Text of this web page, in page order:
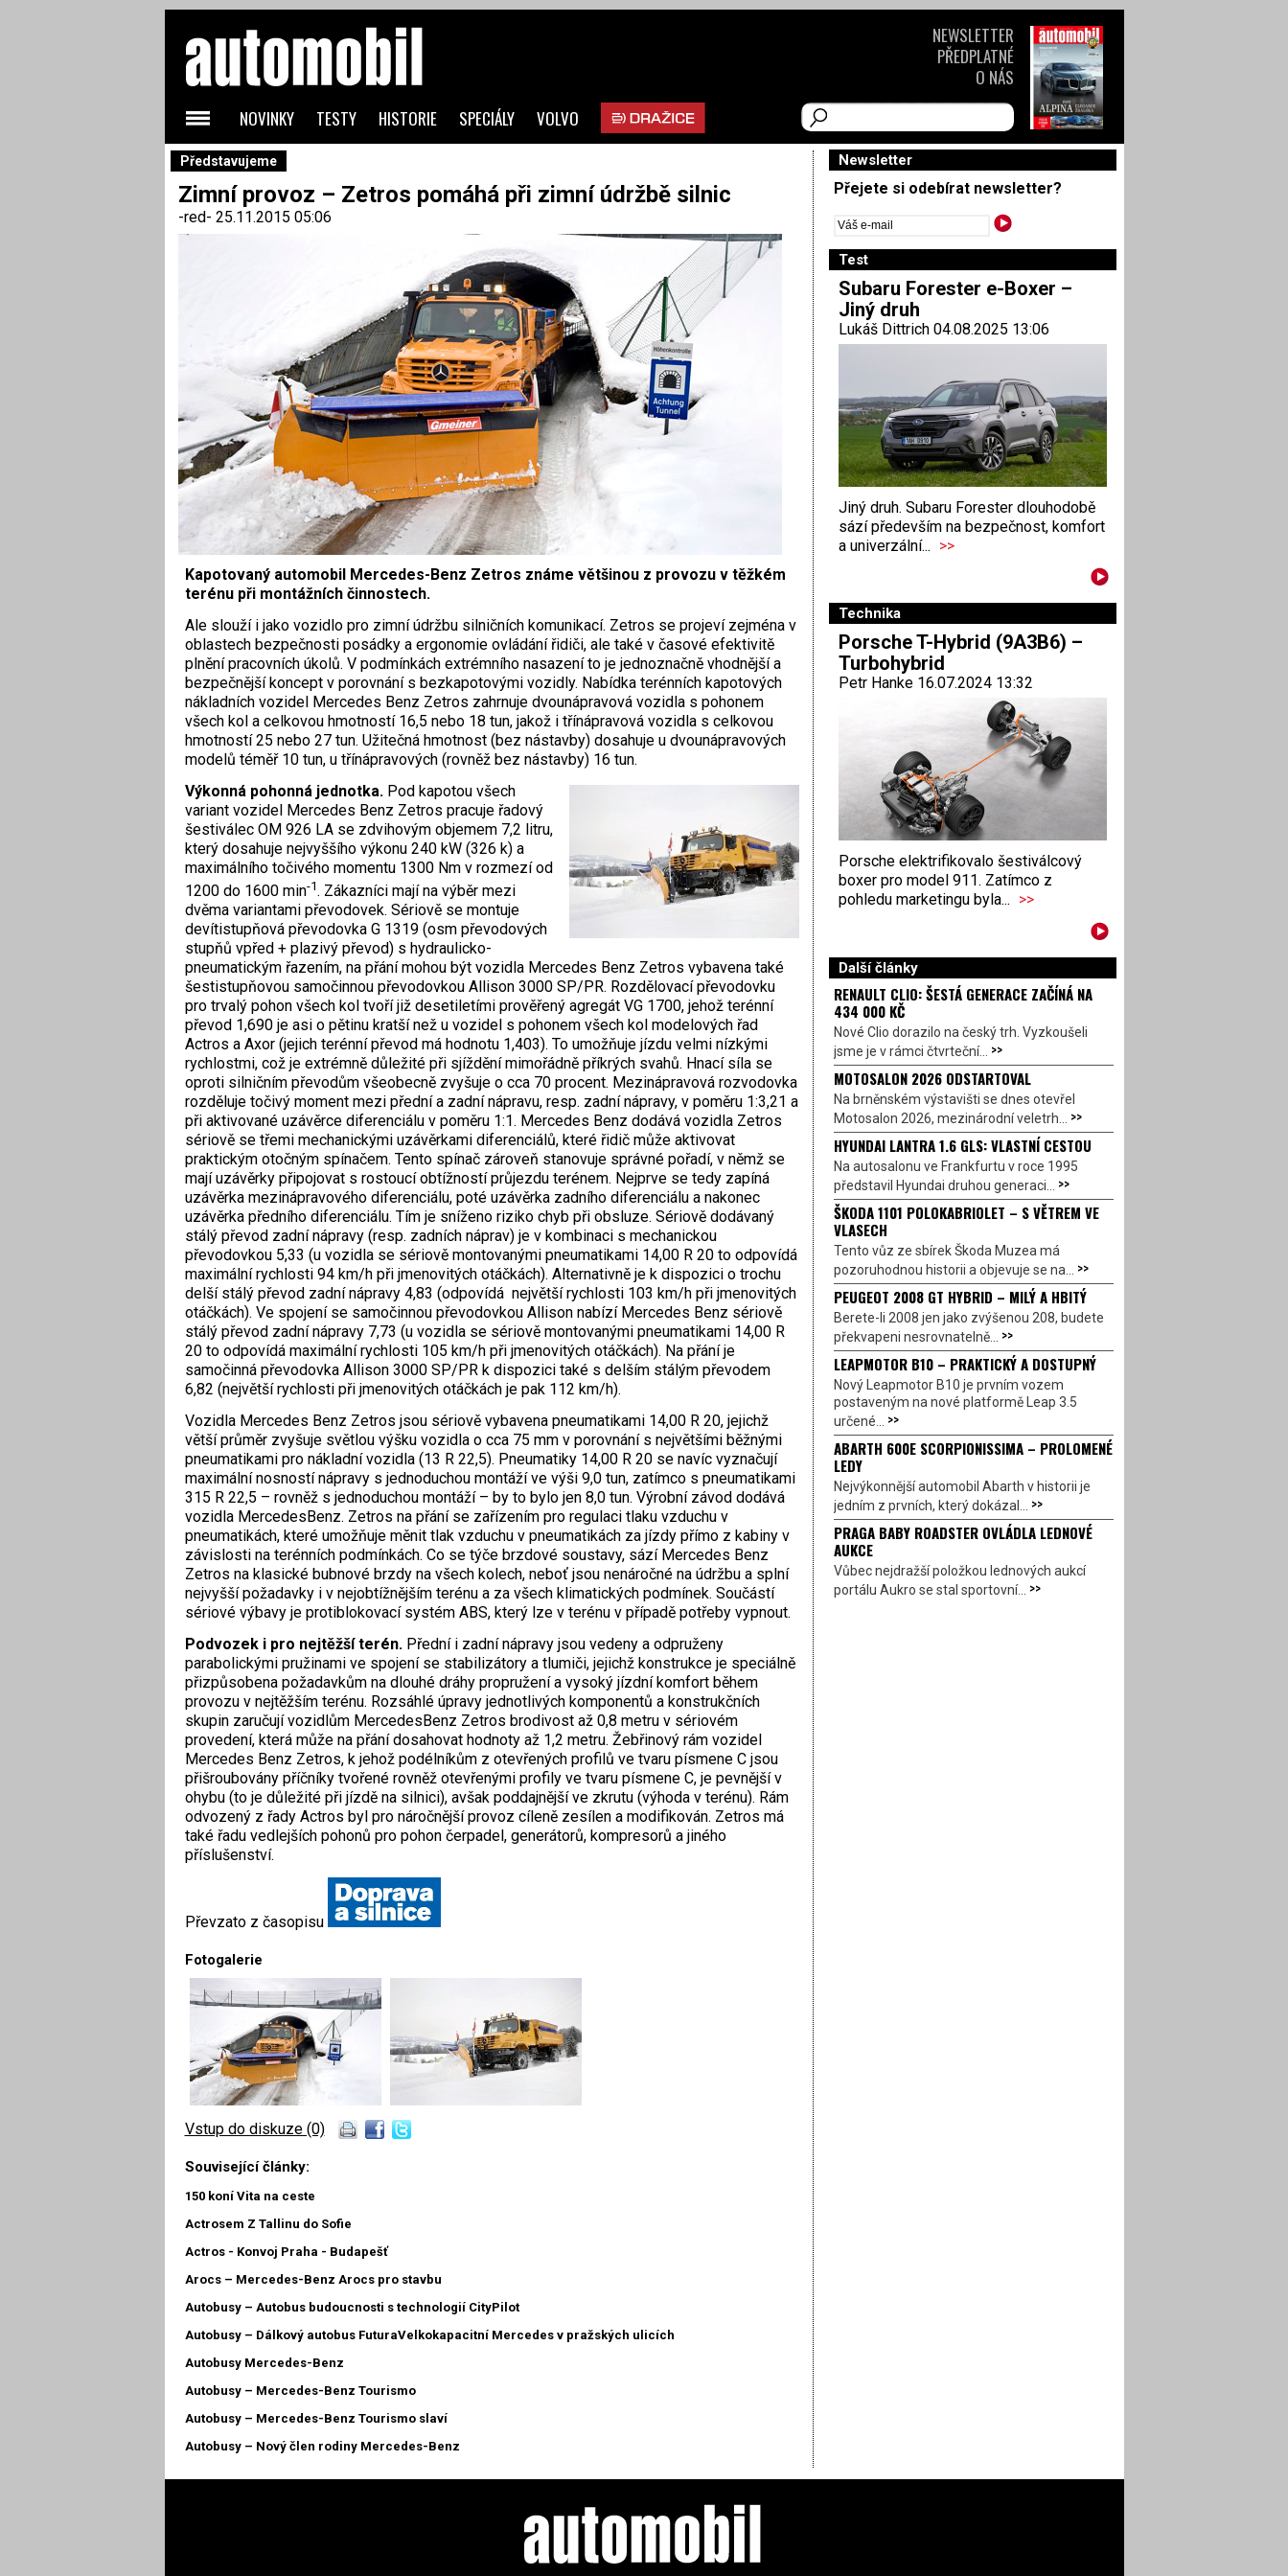
Představujeme
Zimní provoz – Zetros pomáhá při zimní údržbě silnic
-red- 25.11.2015 05:06
Kapotovaný automobil Mercedes-Benz Zetros známe většinou z provozu v těžkém
terénu při montážních činnostech.
Ale slouží i jako vozidlo pro zimní údržbu silničních komunikací. Zetros se projeví zejména v
oblastech bezpečnosti posádky a ergonomie ovládání řidiči, ale také v časové efektivitě
plnění pracovních úkolů. V podmínkách extrémního nasazení to je jednoznačně vhodnější a
bezpečnější koncept v porovnání s bezkapotovými vozidly. Nabídka terénních kapotových
nákladních vozidel Mercedes Benz Zetros zahrnuje dvounápravová vozidla s pohonem
všech kol a celkovou hmotností 16,5 nebo 18 tun, jakož i třínápravová vozidla s celkovou
hmotností 25 nebo 27 tun. Užitečná hmotnost (bez nástavby) dosahuje u dvounápravových
modelů téměř 10 tun, u třínápravových (rovněž bez nástavby) 16 tun.
Výkonná pohonná jednotka.Pod kapotou všech
variant vozidel Mercedes Benz Zetros pracuje řadový
šestiválec OM 926 LA se zdvihovým objemem 7,2 litru,
který dosahuje nejvyššího výkonu 240 kW (326 k) a
maximálního točivého momentu 1300 Nm v rozmezí od
1200 do 1600 min-1. Zákazníci mají na výběr mezi
dvěma variantami převodovek. Sériově se montuje
devítistupňová převodovka G 1319 (osm převodových
stupňů vpřed + plazivý převod) s hydraulicko-
pneumatickým řazením, na přání mohou být vozidla Mercedes Benz Zetros vybavena také
šestistupňovou samočinnou převodovkou Allison 3000 SP/PR. Rozdělovací převodovku
pro trvalý pohon všech kol tvoří již desetiletími prověřený agregát VG 1700, jehož terénní
převod 1,690 je asi o pětinu kratší než u vozidel s pohonem všech kol modelových řad
Actros a Axor (jejich terénní převod má hodnotu 1,403). To umožňuje jízdu velmi nízkými
rychlostmi, což je extrémně důležité při sjíždění mimořádně příkrých svahů. Hnací síla se
oproti silničním převodům všeobecně zvyšuje o cca 70 procent. Mezinápravová rozvodovka
rozděluje točivý moment mezi přední a zadní nápravu, resp. zadní nápravy, v poměru 1:3,21 a
při aktivované uzávěrce diferenciálu v poměru 1:1. Mercedes Benz dodává vozidla Zetros
sériově se třemi mechanickými uzávěrkami diferenciálů, které řidič může aktivovat
praktickým otočným spínačem. Tento spínač zároveň stanovuje správné pořadí, v němž se
mají uzávěrky připojovat s rostoucí obtížností průjezdu terénem. Nejprve se tedy zapíná
uzávěrka mezinápravového diferenciálu, poté uzávěrka zadního diferenciálu a nakonec
uzávěrka předního diferenciálu. Tím je sníženo riziko chyb při obsluze. Sériově dodávaný
stálý převod zadní nápravy (resp. zadních náprav) je v kombinaci s mechanickou
převodovkou 5,33 (u vozidla se sériově montovanými pneumatikami 14,00 R 20 to odpovídá
maximální rychlosti 94 km/h při jmenovitých otáčkách). Alternativně je k dispozici o trochu
delší stálý převod zadní nápravy 4,83 (odpovídá největší rychlosti 103 km/h při jmenovitých
otáčkách). Ve spojení se samočinnou převodovkou Allison nabízí Mercedes Benz sériově
stálý převod zadní nápravy 7,73 (u vozidla se sériově montovanými pneumatikami 14,00 R
20 to odpovídá maximální rychlosti 105 km/h při jmenovitých otáčkách). Na přání je
samočinná převodovka Allison 3000 SP/PR k dispozici také s delším stálým převodem
6,82 (největší rychlosti při jmenovitých otáčkách je pak 112 km/h).
Vozidla Mercedes Benz Zetros jsou sériově vybavena pneumatikami 14,00 R 20, jejichž
větší průměr zvyšuje světlou výšku vozidla o cca 75 mm v porovnání s největšími běžnými
pneumatikami pro nákladní vozidla (13 R 22,5). Pneumatiky 14,00 R 20 se navíc vyznačují
maximální nosností nápravy s jednoduchou montáží ve výši 9,0 tun, zatímco s pneumatikami
315 R 22,5 – rovněž s jednoduchou montáží – by to bylo jen 8,0 tun. Výrobní závod dodává
vozidla MercedesBenz. Zetros na přání se zařízením pro regulaci tlaku vzduchu v
pneumatikách, které umožňuje měnit tlak vzduchu v pneumatikách za jízdy přímo z kabiny v
závislosti na terénních podmínkách. Co se týče brzdové soustavy, sází Mercedes Benz
Zetros na klasické bubnové brzdy na všech kolech, neboť jsou nenáročné na údržbu a splní
nejvyšší požadavky i v nejobtížnějším terénu a za všech klimatických podmínek. Součástí
sériové výbavy je protiblokovací systém ABS, který lze v terénu v případě potřeby vypnout.
Podvozek i pro nejtěžší terén.Přední i zadní nápravy jsou vedeny a odpruženy
parabolickými pružinami ve spojení se stabilizátory a tlumiči, jejichž konstrukce je speciálně
přizpůsobena požadavkům na dlouhé dráhy propružení a vysoký jízdní komfort během
provozu v nejtěžším terénu. Rozsáhlé úpravy jednotlivých komponentů a konstrukčních
skupin zaručují vozidlům MercedesBenz Zetros brodivost až 0,8 metru v sériovém
provedení, která může na přání dosahovat hodnoty až 1,2 metru. Žebřinový rám vozidel
Mercedes Benz Zetros, k jehož podélníkům z otevřených profilů ve tvaru písmene C jsou
přišroubovány příčníky tvořené rovněž otevřenými profily ve tvaru písmene C, je pevnější v
ohybu (to je důležité při jízdě na silnici), avšak poddajnější ve zkrutu (výhoda v terénu). Rám
odvozený z řady Actros byl pro náročnější provoz cíleně zesílen a modifikován. Zetros má
také řadu vedlejších pohonů pro pohon čerpadel, generátorů, kompresorů a jiného
příslušenství.
Převzato z časopisu
Fotogalerie
Vstup do diskuze (0)
Související články:
150 koní Vita na ceste
Actrosem Z Tallinu do Sofie
Actros - Konvoj Praha - Budapešť
Arocs – Mercedes-Benz Arocs pro stavbu
Autobusy – Autobus budoucnosti s technologií CityPilot
Autobusy – Dálkový autobus FuturaVelkokapacitní Mercedes v pražských ulicích
Autobusy Mercedes-Benz
Autobusy – Mercedes-Benz Tourismo
Autobusy – Mercedes-Benz Tourismo slaví
Autobusy – Nový člen rodiny Mercedes-Benz
Newsletter
Přejete si odebírat newsletter?
Test
Subaru Forester e-Boxer –
Jiný druh
Lukáš Dittrich 04.08.2025 13:06
Jiný druh. Subaru Forester dlouhodobě
sází především na bezpečnost, komfort
a univerzální... >>
Technika
Porsche T-Hybrid (9A3B6) –
Turbohybrid
Petr Hanke 16.07.2024 13:32
Porsche elektrifikovalo šestiválcový
boxer pro model 911. Zatímco z
pohledu marketingu byla... >>
Další články
RENAULT CLIO: ŠESTÁ GENERACE ZAČÍNÁ NA
434 000 KČ
Nové Clio dorazilo na český trh. Vyzkoušeli
jsme je v rámci čtvrteční... >>
MOTOSALON 2026 ODSTARTOVAL
Na brněnském výstavišti se dnes otevřel
Motosalon 2026, mezinárodní veletrh... >>
HYUNDAI LANTRA 1.6 GLS: VLASTNÍ CESTOU
Na autosalonu ve Frankfurtu v roce 1995
představil Hyundai druhou generaci... >>
ŠKODA 1101 POLOKABRIOLET – S VĚTREM VE
VLASECH
Tento vůz ze sbírek Škoda Muzea má
pozoruhodnou historii a objevuje se na... >>
PEUGEOT 2008 GT HYBRID – MILÝ A HBITÝ
Berete-li 2008 jen jako zvýšenou 208, budete
překvapeni nesrovnatelně... >>
LEAPMOTOR B10 – PRAKTICKÝ A DOSTUPNÝ
Nový Leapmotor B10 je prvním vozem
postaveným na nové platformě Leap 3.5
určené... >>
ABARTH 600E SCORPIONISSIMA – PROLOMENÉ
LEDY
Nejvýkonnější automobil Abarth v historii je
jedním z prvních, který dokázal... >>
PRAGA BABY ROADSTER OVLÁDLA LEDNOVÉ
AUKCE
Vůbec nejdražší položkou lednových aukcí
portálu Aukro se stal sportovní... >>
NOVINKY TESTY HISTORIE SPECIÁLY VOLVO
NEWSLETTER
PŘEDPLATNÉ
O NÁS